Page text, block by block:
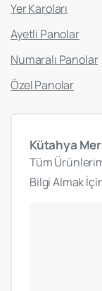
Yer Karoları
Ayetli Panolar
Numaralı Panolar
Özel Panolar
Kütahya
Tüm
Bilgi Almak